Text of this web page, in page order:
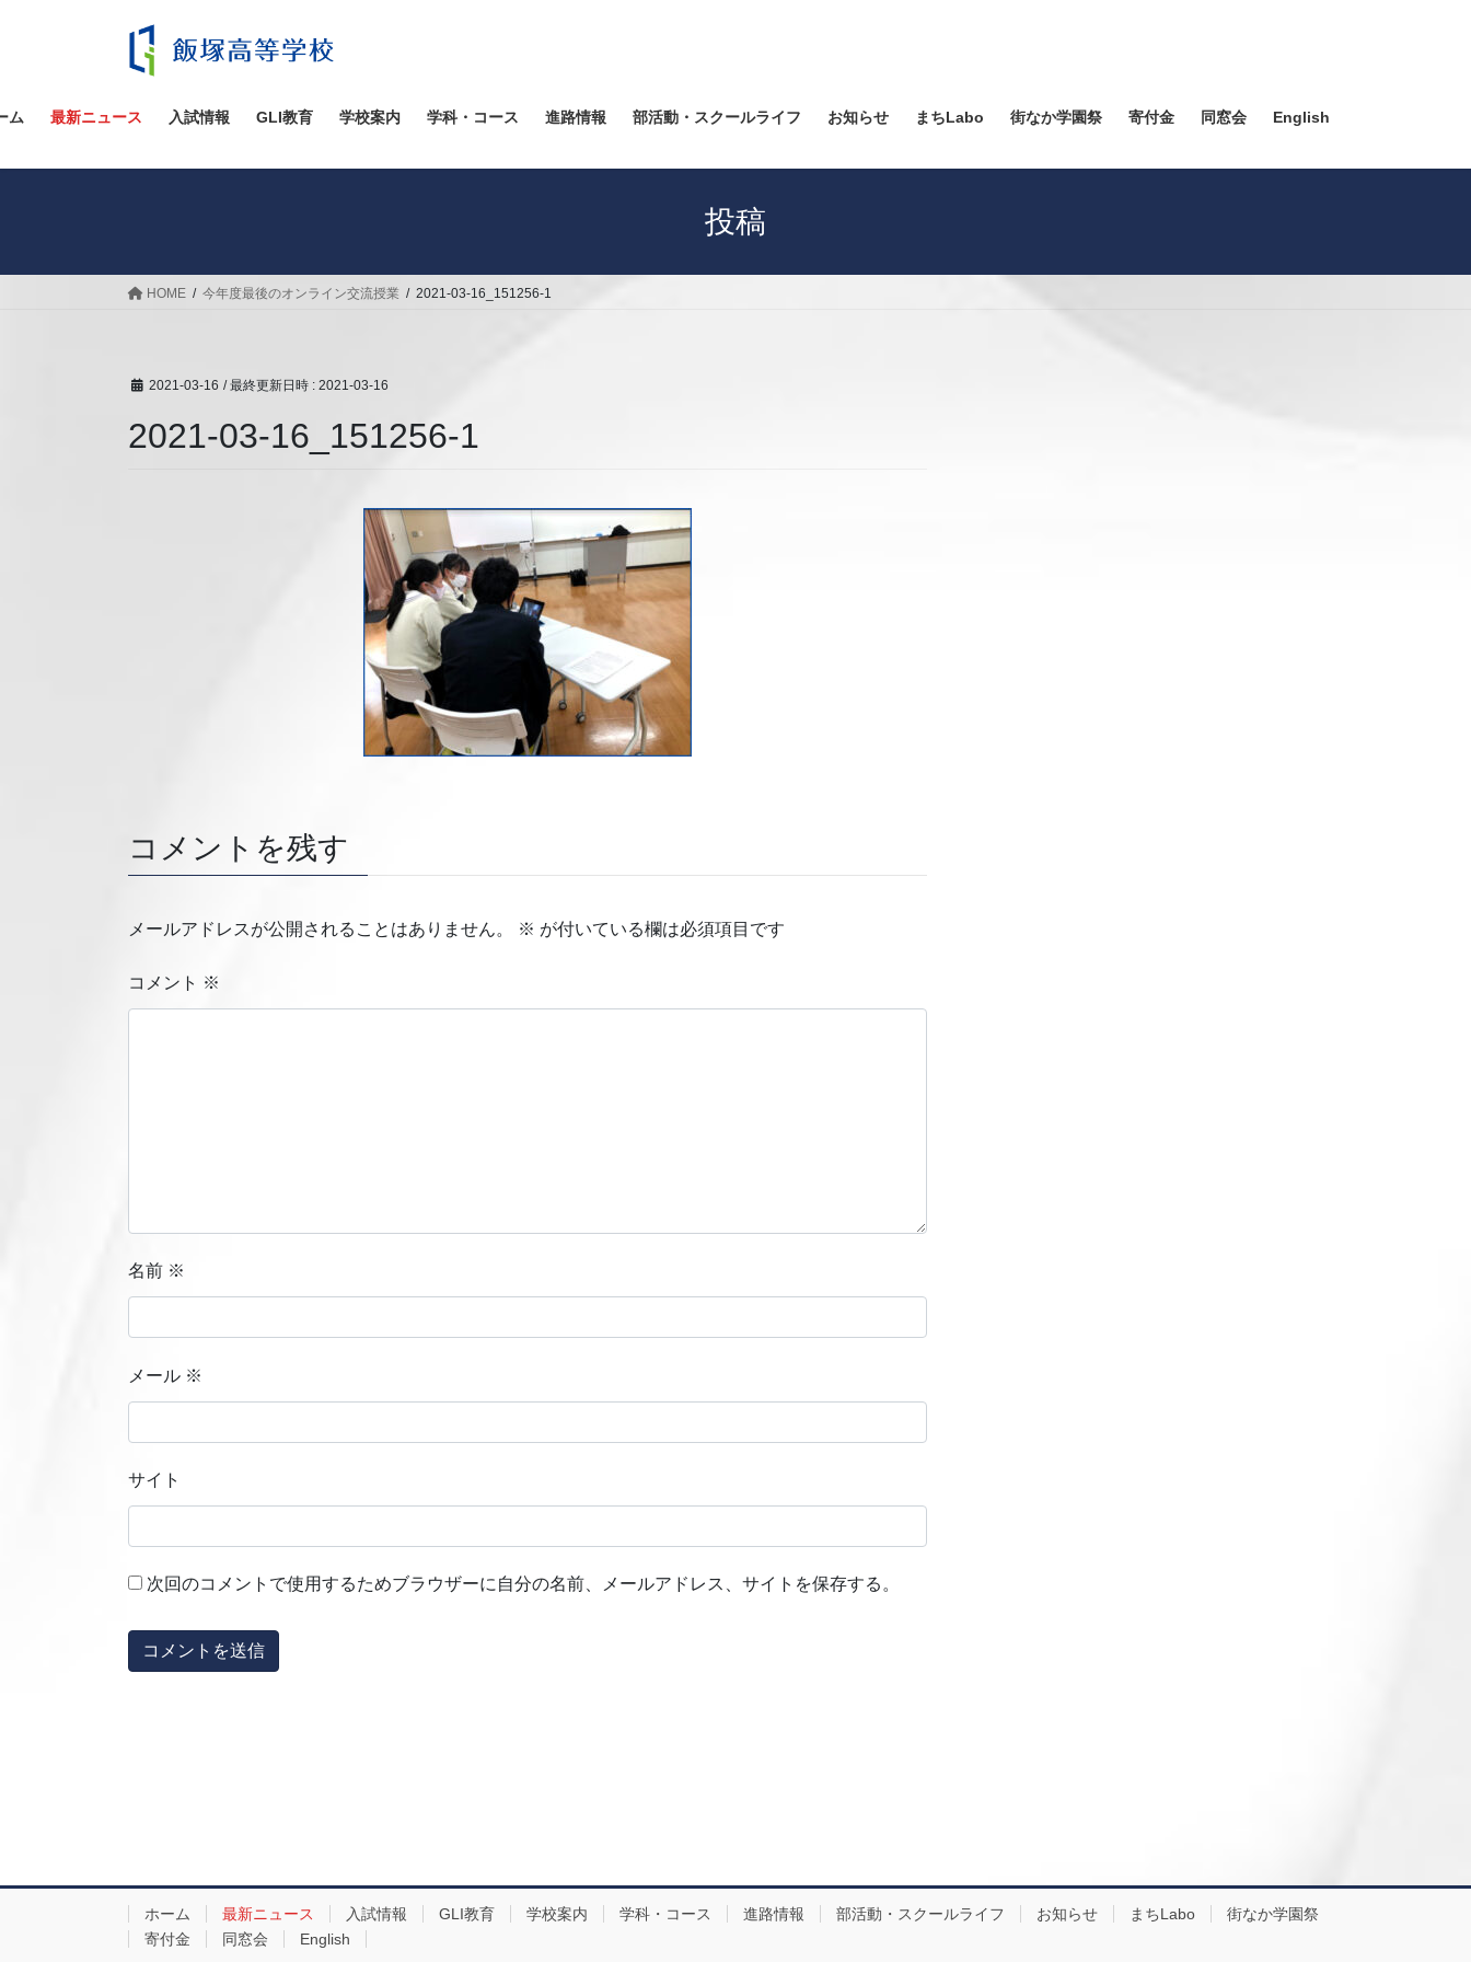
ツ
ス
シ
ン
ム 最新ニュース 入試情報 GLI教育 学校案内 学科・コース 進路情報 部活動・スクールライフ お知らせ まちLabo 街なか学園祭 寄付金 同窓会 English
投稿
HOME 今年度最後のオンライン交流授業 2021-03-16_151256-1
2021-03-16 / 最終更新日時 : 2021-03-16
2021-03-16_151256-1
コメントを残す
メールアドレスが公開されることはありません。 ※ が付いている欄は必須項目です
コメント ※
名前 ※
メール ※
サイト
次回のコメントで使用するためブラウザーに自分の名前、メールアドレス、サイトを保存する。
ホーム 最新ニュース 入試情報 GLI教育 学校案内 学科・コース 進路情報 部活動・スクールライフ お知らせ まちLabo
街なか学園祭
寄付金
同窓会 English